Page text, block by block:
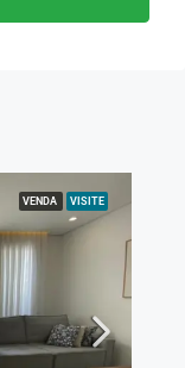
VENDA VISITE